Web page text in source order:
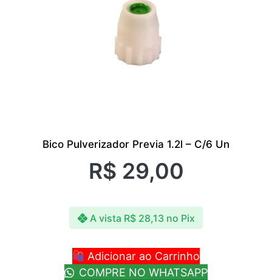
Bico Pulverizador Previa 1.2l – C/6 Un
R$ 29,00
A vista R$28,13 no Pix
Adicionar ao Carrinho
COMPRE NO WHATSAPP